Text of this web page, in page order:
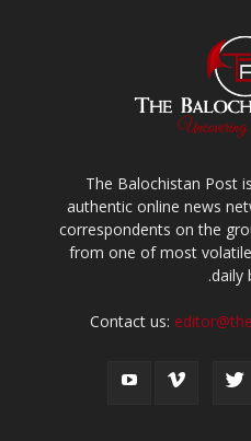
The Balochistan Post
authentic online news
correspondents on the
from one of most
daily
Contact us: